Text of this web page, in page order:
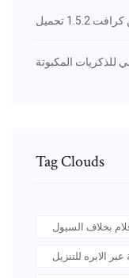
1.5.2 تحميل
للذكريات المكبوتة
Tag Clouds
بخلاف السيول
الابره للتنزيل